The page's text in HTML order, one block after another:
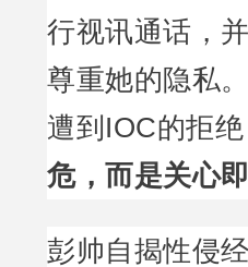
行视讯通话，
尊重她的隐私
遭到IOC的拒绝
危，而是关心
彭帅自揭性侵